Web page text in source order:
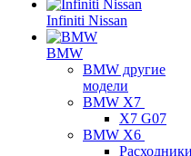
Infiniti Nissan
BMW
BMW другие
модели
BMW X7
X7 G07
BMW X6
Расходники